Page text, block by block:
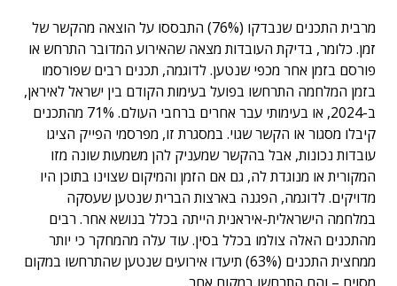
מרבית התכנים שנבדקו (76%) התבססו על הוצאה מהקשר של
זמן. כלומר, בדיקת העובדות מצאה שהאירוע המדובר התרחש או
פורסם בזמן אחר מכפי שנטען. לדוגמה, תכנים רבים שפורסמו
בזמן המלחמה התרחשו בפועל בעימות הקודם בין ישראל לאיראן,
ב-2024, או בעימותי עבר אחרים ברחבי העולם. 71% מהתכנים
קיבלו מסגור או הקשר שגוי. במסגרת זו, מפרסמי הפייק הציגו
עובדות נכונות, אבל בהקשר שמעניק להן משמעות שונה מזו
המקורית או מנוגדת לה, גם אם הזמן והמיקום שצוינו בתוכן היו
מדויקים. לדוגמה, הפגנה בארצות הברית שנטען שעסקה
במלחמה הישראלית-איראנית הייתה בכלל בנושא אחר. רבים
מהתכנים האלה צולמו בכלל בסין. עוד עלה מהמחקר כי יותר
ממחצית התכנים (63%) תיעדו אירועים שנטען שהתרחשו במקום